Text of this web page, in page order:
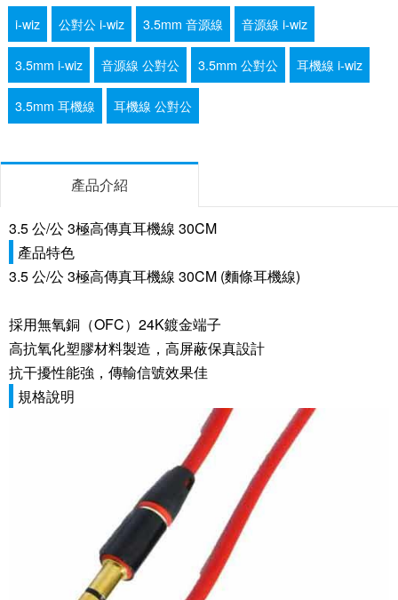
i-wiz
公對公 i-wiz 3.5mm 音源線 音源線 i-wiz
3.5mm i-wiz 音源線 公對公 3.5mm 公對公 耳機線 i-wiz
3.5mm 耳機線 耳機線 公對公
產品介紹
3.5 公/公 3極高傳真耳機線 30CM
產品特色
3.5 公/公 3極高傳真耳機線 30CM (麵條耳機線)
採用無氧銅（OFC）24K鍍金端子
高抗氧化塑膠材料製造，高屏蔽保真設計
抗干擾性能強，傳輸信號效果佳
規格說明